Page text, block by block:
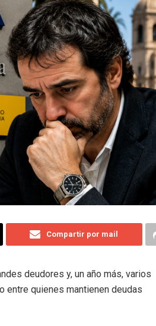
Compartir por mail
deudores y, un año más, varios
entre quienes mantienen deudas